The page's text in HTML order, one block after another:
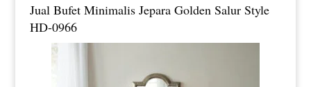
Jual Bufet Minimalis Jepara Golden Salur Style
HD-0966